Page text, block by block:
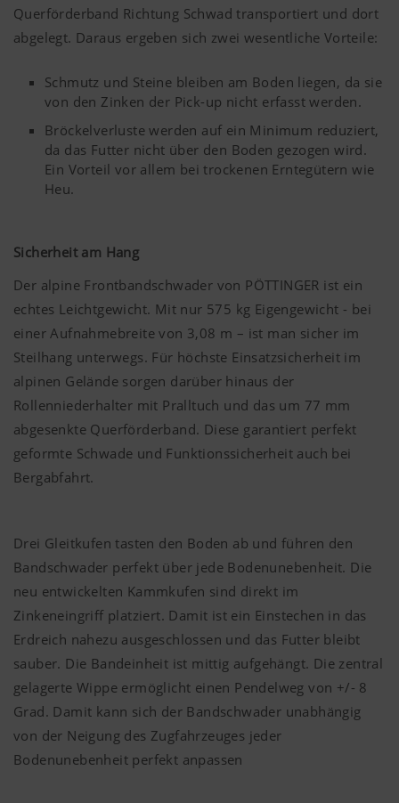
Querförderband Richtung Schwad transportiert und dort
abgelegt. Daraus ergeben sich zwei wesentliche Vorteile:
Schmutz und Steine bleiben am Boden liegen, da sie
von den Zinken der Pick-up nicht erfasst werden.
Bröckelverluste werden auf ein Minimum reduziert,
da das Futter nicht über den Boden gezogen wird.
Ein Vorteil vor allem bei trockenen Erntegütern wie
Heu.
Sicherheit am Hang
Der alpine Frontbandschwader von PÖTTINGER ist ein
echtes Leichtgewicht. Mit nur 575 kg Eigengewicht - bei
einer Aufnahmebreite von 3,08 m – ist man sicher im
Steilhang unterwegs. Für höchste Einsatzsicherheit im
alpinen Gelände sorgen darüber hinaus der
Rollenniederhalter mit Pralltuch und das um 77 mm
abgesenkte Querförderband. Diese garantiert perfekt
geformte Schwade und Funktionssicherheit auch bei
Bergabfahrt.
Drei Gleitkufen tasten den Boden ab und führen den
Bandschwader perfekt über jede Bodenunebenheit. Die
neu entwickelten Kammkufen sind direkt im
Zinkeneingriff platziert. Damit ist ein Einstechen in das
Erdreich nahezu ausgeschlossen und das Futter bleibt
sauber. Die Bandeinheit ist mittig aufgehängt. Die zentral
gelagerte Wippe ermöglicht einen Pendelweg von +/- 8
Grad. Damit kann sich der Bandschwader unabhängig
von der Neigung des Zugfahrzeuges jeder
Bodenunebenheit perfekt anpassen